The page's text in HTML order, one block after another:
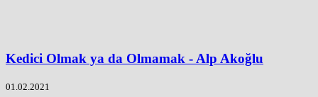
Kedici Olmak ya da Olmamak - Alp Akoğlu
01.02.2021